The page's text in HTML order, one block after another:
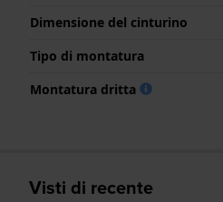
Dimensione del cinturino
Tipo di montatura
Montatura dritta
Visti di recente